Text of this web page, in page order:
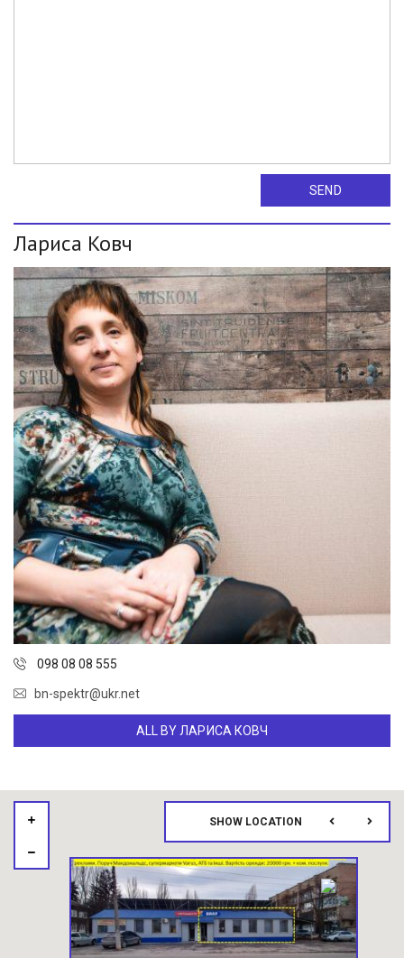
SEND
Лариса Ковч
098 08 08 555
bn-spektr@ukr.net
ALL BY ЛАРИСА КОВЧ
SHOW LOCATION